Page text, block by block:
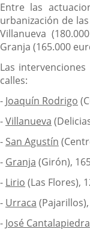
Entre las
urbanización de
Villanueva
Granja (165.000
Las
calles:
- Joaquín Rodrigo
-Villanueva
- San Agustín
- Granja (Girón),
- Lirio (Las Flores),
- Urraca
- José Cantalapiedra